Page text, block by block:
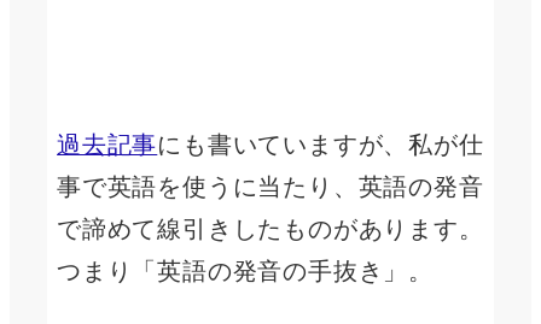
過去記事にも書いていますが、私が仕
事で英語を使うに当たり、英語の発音
で諦めて線引きしたものがあります。
つまり「英語の発音の手抜き」。